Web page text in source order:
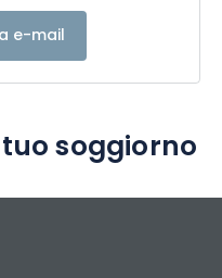
e-mail
soggiorno